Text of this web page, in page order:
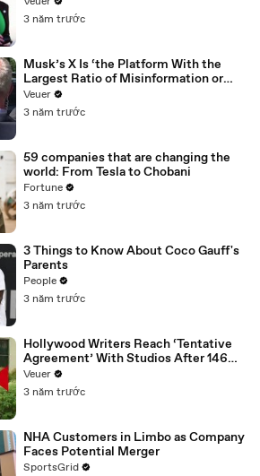
3 năm trước
Musk’s X Is ‘the Platform With the
Largest Ratio of Misinformation or
Disinformation’ Amongst All Social
Media Platforms
Veuer
3 năm trước
59 companies that are changing the
world: From Tesla to Chobani
Fortune
3 năm trước
3 Things to Know About Coco Gauff's
Parents
People
3 năm trước
Hollywood Writers Reach ‘Tentative
Agreement’ With Studios After 146
Day Strike
Veuer
3 năm trước
NHA Customers in Limbo as Company
Faces Potential Merger
SportsGrid